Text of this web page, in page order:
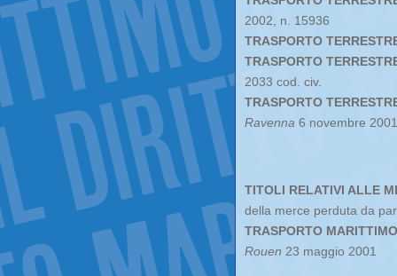
2002, n. 15936
TRASPORTO
TRASPORTO
2033 cod. civ.
TRASPORTO
Ravenna 6 novembre
TITOLI RELATIVI ALLE
della merce perduta da
TRASPORTO
Rouen 23 maggio 2001